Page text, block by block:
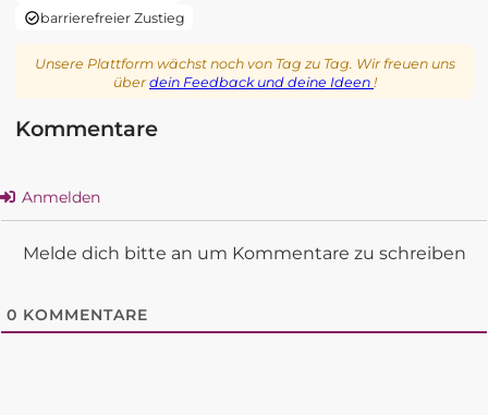
barrierefreier Zustieg
Unsere Plattform wächst noch von Tag zu Tag. Wir freuen uns
überdein Feedback und deine Ideen !
Kommentare
Anmelden
Melde dich bitte an um Kommentare zu schreiben
0 KOMMENTARE